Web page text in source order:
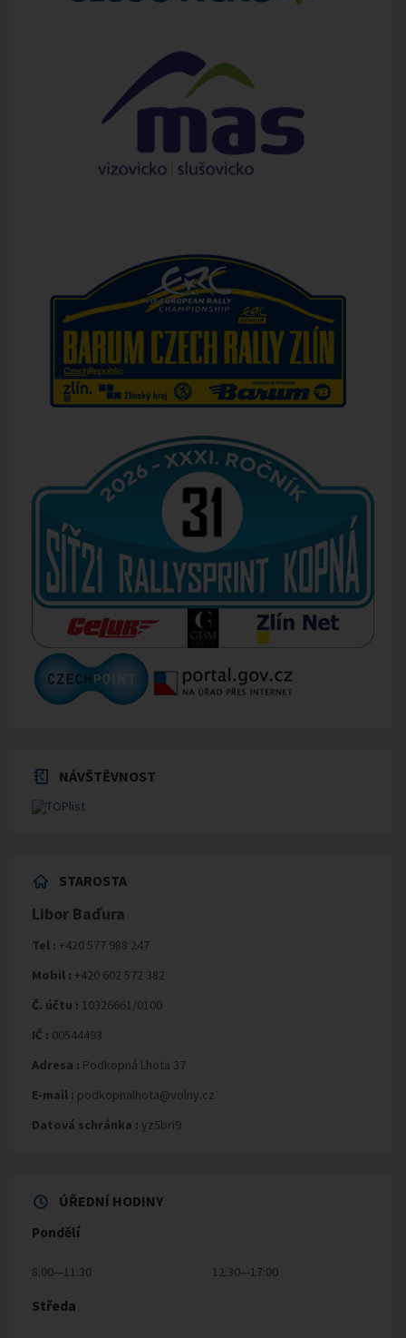
NÁVŠTĚVNOST
STAROSTA
Libor Baďura
Tel : +420 577 988 247
Mobil : +420 602 572 382
Č. účtu : 10326661/0100
IČ : 00544493
Adresa : Podkopná Lhota 37
E-mail : podkopnalhota@volny.cz
Datová schránka : yz5bri9
ÚŘEDNÍ HODINY
Pondělí
8:00—11:30 12:30—17:00
Středa